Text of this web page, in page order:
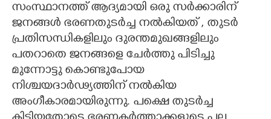
സംസ്ഥാനത്ത് ആദ്യമായി ഒരു സർക്കാരിന്
ജനങ്ങൾ ഭരണതുടർച്ച നൽകിയത് , തുടർ
പ്രതിസന്ധികളിലും ദുരന്തമുഖങ്ങളിലും
പതറാതെ ജനങ്ങളെ ചേർത്തു പിടിച്ചു
മുന്നോട്ടു കൊണ്ടുപോയ
നിശ്ചയദാർഢ്യത്തിന് നൽകിയ
അംഗീകാരമായിരുന്നു. പക്ഷെ തുടർച്ച